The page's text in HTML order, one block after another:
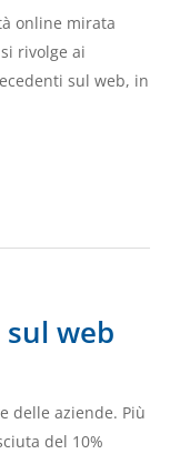
online mirata
rivolge ai
sul web, in
web
delle aziende. Più
del 10%